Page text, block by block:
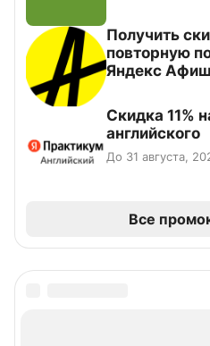
Получить
повторную
Яндекс
Скидка 11%
английского
До 31 августа,
Все